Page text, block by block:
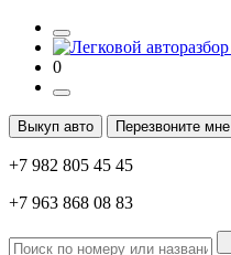
0
Выкуп авто Перезвоните мне
+7 982 805 45 45
+7 963 868 08 83